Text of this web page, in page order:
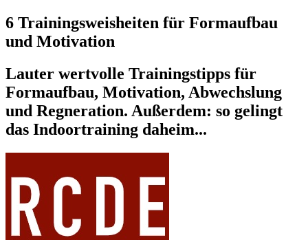
6 Trainingsweisheiten für Formaufbau
und Motivation
Lauter wertvolle Trainingstipps für
Formaufbau, Motivation, Abwechslung
und Regneration. Außerdem: so gelingt
das Indoortraining daheim...